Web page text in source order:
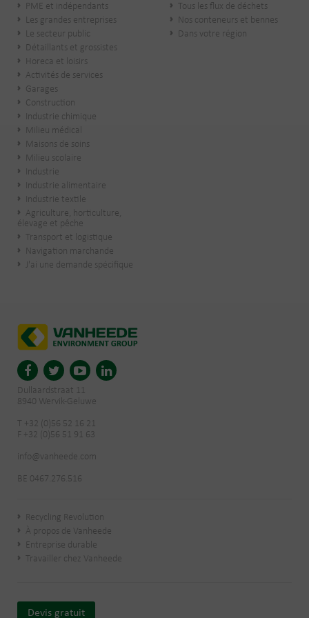
PME et indépendants
Les grandes entreprises
Le secteur public
​Détaillants et grossistes
Horeca et loisirs
Activités de services
Garages
Construction
Industrie chimique
Milieu médical
Maisons de soins
Milieu scolaire
Industrie
Industrie alimentaire
Industrie textile
Agriculture, horticulture,
élevage et pêche
Transport et logistique
Navigation marchande
J'ai une demande spécifique
Tous les flux de déchets
Nos conteneurs et bennes
Dans votre région
Dullaardstraat 11
8940 Wervik-Geluwe
T +32 (0)56 52 16 21
F +32 (0)56 51 91 63
info@vanheede.com
BE 0467.276.516
Recycling Revolution
À propos de Vanheede
Entreprise durable
Travailler chez Vanheede
Devis gratuit